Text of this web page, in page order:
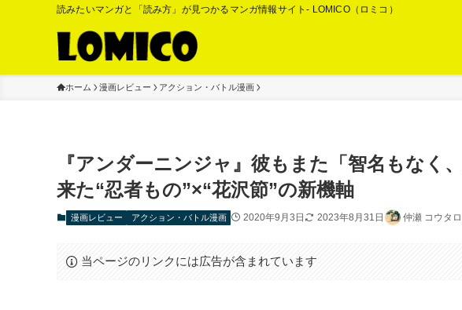
読みたいマンガと「読み方」が見つかるマンガ情報サイト- LOMICO（ロミコ）
ホーム 漫画レビュー アクション・バトル漫画
『アンダーニンジャ』彼もまた「智名もな
来た“忍者もの”×“花沢節”の新機軸
漫画レビュー アクション・バトル漫画 2020年9月3日 2023年8月31日 仲瀬 コウタ
当ページのリンクには広告が含まれています